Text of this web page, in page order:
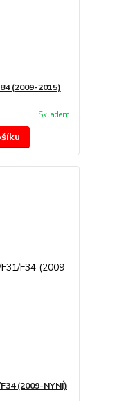
(2009-2015)
Skladem
(2009-NYNÍ)